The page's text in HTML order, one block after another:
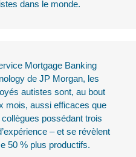
dans le monde.
Mortgage Banking
de JP Morgan, les
autistes sont, au bout
mois, aussi efficaces que
collègues possédant trois
– et se révèlent
50 % plus productifs.